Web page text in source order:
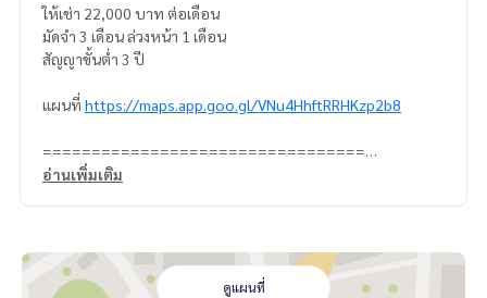
ให้เช่า 22,000 บาท ต่อเดือน
มัดจำ 3 เดือน ล่วงหน้า 1 เดือน
สัญญาขั้นต่ำ 3 ปี
แผนที่ https://maps.app.goo.gl/VNu4HhftRRHKzp2b8
=================================
ติดต่อ น้องบี เบอร์โทร
https://lin.ee/K5iYwEr
=================================
อ่านเพิ่มเติม
ดูแผนที่